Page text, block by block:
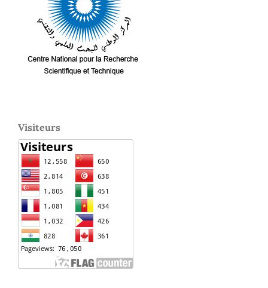
Visiteurs